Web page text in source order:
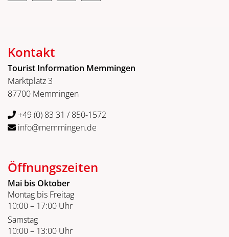
Kontakt
Tourist Information Memmingen
Marktplatz 3
87700 Memmingen
+49 (0) 83 31 / 850-1572
info@memmingen.de
Öffnungszeiten
Mai bis Oktober
Montag bis Freitag
10:00 – 17:00 Uhr
Samstag
10:00 – 13:00 Uhr